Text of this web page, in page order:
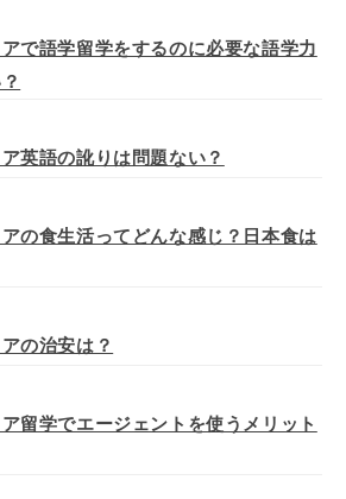
で語学留学をするのに必要な語学力
英語の訛りは問題ない？
の食生活ってどんな感じ？日本食は
の治安は？
留学でエージェントを使うメリット